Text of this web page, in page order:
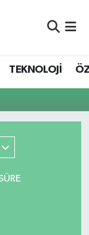
TEKNOLOJİ